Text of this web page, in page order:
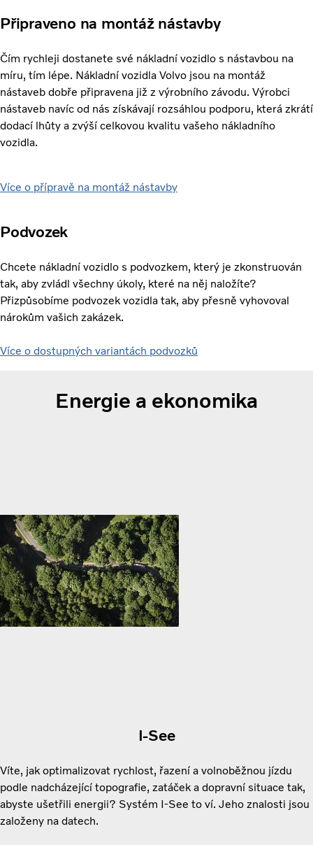
Připraveno na montáž nástavby
Čím rychleji dostanete své nákladní vozidlo s nástavbou na
míru, tím lépe. Nákladní vozidla Volvo jsou na montáž
nástaveb dobře připravena již z výrobního závodu. Výrobci
nástaveb navíc od nás získávají rozsáhlou podporu, která zkrátí
dodací lhůty a zvýší celkovou kvalitu vašeho nákladního
vozidla.
Více o přípravě na montáž nástavby
Podvozek
Chcete nákladní vozidlo s podvozkem, který je zkonstruován
tak, aby zvládl všechny úkoly, které na něj naložíte?
Přizpůsobíme podvozek vozidla tak, aby přesně vyhovoval
nárokům vašich zakázek.
Více o dostupných variantách podvozků
Energie a ekonomika
I-See
Víte, jak optimalizovat rychlost, řazení a volnoběžnou jízdu
podle nadcházející topografie, zatáček a dopravní situace tak,
abyste ušetřili energii? Systém I-See to ví. Jeho znalosti jsou
založeny na datech.